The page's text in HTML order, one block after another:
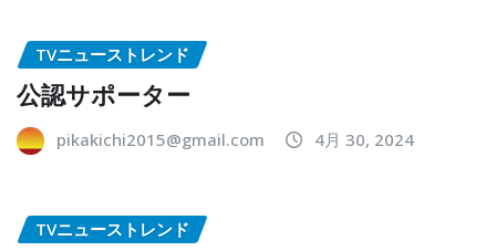
TVニューストレンド
公認サポーター
pikakichi2015@gmail.com 4月 30, 2024
TVニューストレンド